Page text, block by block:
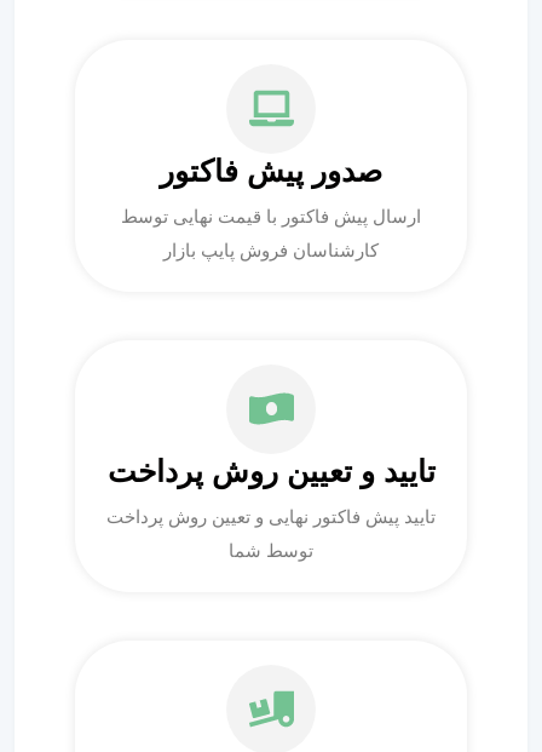
صدور پیش فاکتور
ارسال پیش فاکتور با قیمت نهایی توسط
کارشناسان فروش پایپ بازار
تایید و تعیین روش پرداخت
تایید پیش فاکتور نهایی و تعیین روش پرداخت
توسط شما